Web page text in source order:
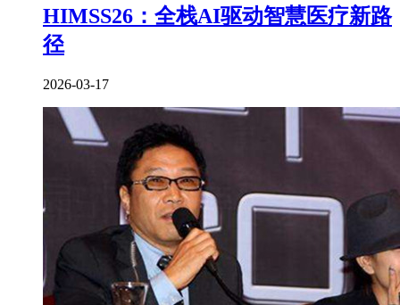
HIMSS26：全栈AI驱动智慧医疗新路
径
2026-03-17